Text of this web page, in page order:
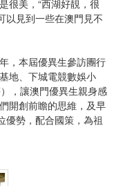
很美，“西湖好靚，很
以見到一些在澳門見不
，本屆優異生參訪團行
地、下城電競數娛小
，讓澳門優異生親身感
開創前瞻的思維，及早
優勢，配合國策，為祖